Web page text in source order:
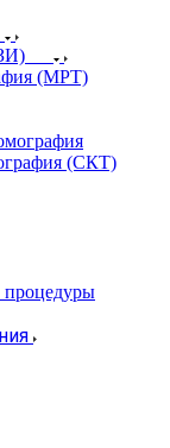
(МРТ)
(СКТ)
процедуры